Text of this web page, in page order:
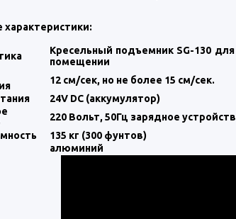
характеристики:
Кресельный подъемник SG-130 для
помещении
12 см/сек, но не более 15 см/сек.
24V DC (аккумулятор)
220 Вольт, 50Гц зарядное
135 кг (300 фунтов)
алюминий